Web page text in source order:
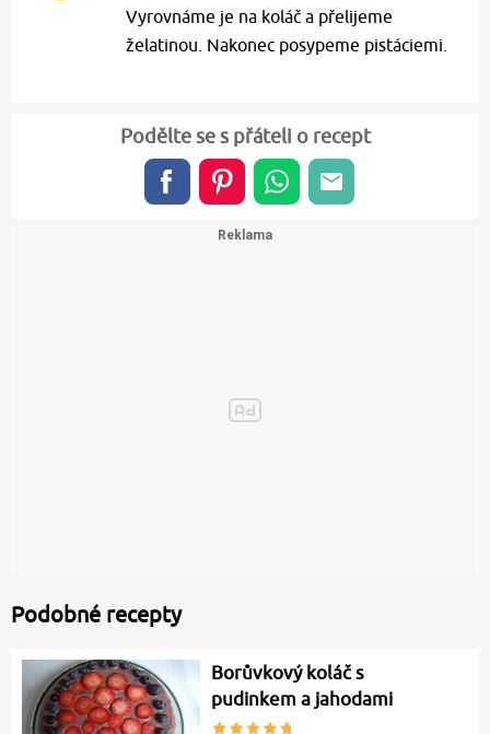
Vyrovnáme je na koláč a přelijeme
želatinou. Nakonec posypeme pistáciemi.
Podělte se s přáteli o recept
Podobné recepty
Borůvkový koláč s
pudinkem a jahodami